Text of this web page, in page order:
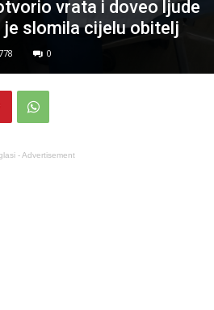
vrata i doveo ljude
slomila cijelu obitelj
0
- Advertisement